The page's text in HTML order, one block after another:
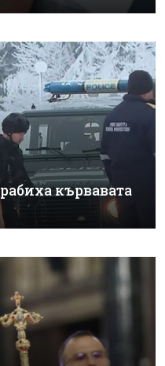
кървавата